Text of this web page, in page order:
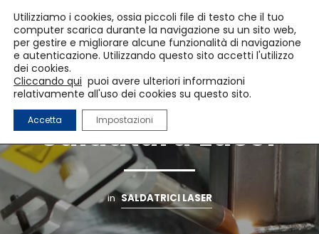
Come funziona la
Saldatura Laser
in SALDATRICI LASER
Utilizziamo i cookies, ossia piccoli file di testo che il tuo
computer scarica durante la navigazione su un sito web,
per gestire e migliorare alcune funzionalità di navigazione
e autenticazione. Utilizzando questo sito accetti l'utilizzo
dei cookies.
Cliccando qui puoi avere ulteriori informazioni
relativamente all'uso dei cookies su questo sito.
Accetta Impostazioni